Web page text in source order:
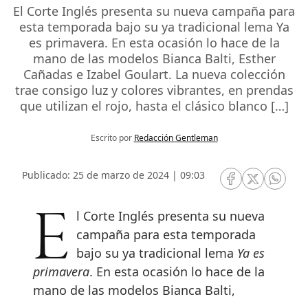
El Corte Inglés presenta su nueva campaña para
esta temporada bajo su ya tradicional lema Ya
es primavera. En esta ocasión lo hace de la
mano de las modelos Bianca Balti, Esther
Cañadas e Izabel Goulart. La nueva colección
trae consigo luz y colores vibrantes, en prendas
que utilizan el rojo, hasta el clásico blanco […]
Escrito por Redacción Gentleman
Publicado: 25 de marzo de 2024 | 09:03
RRSS Facebook
RRSSRRSS
El Corte Inglés presenta su nueva campaña para esta temporada
bajo su ya tradicional lema Ya es
primavera. En esta ocasión lo hace de la
mano de las modelos Bianca Balti,